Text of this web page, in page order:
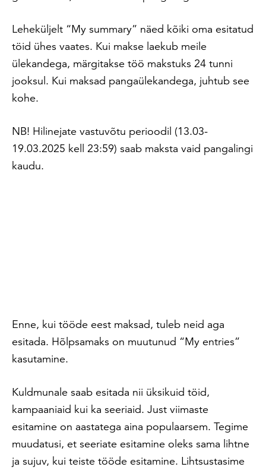
Leheküljelt “My summary” näed kõiki oma esitatud
töid ühes vaates. Kui makse laekub meile
ülekandega, märgitakse töö makstuks 24 tunni
jooksul. Kui maksad pangaülekandega, juhtub see
kohe.
NB! Hilinejate vastuvõtu perioodil (13.03-
19.03.2025 kell 23:59) saab maksta vaid pangalingi
kaudu.
Enne, kui tööde eest maksad, tuleb neid aga
esitada. Hõlpsamaks on muutunud “My entries”
kasutamine.
Kuldmunale saab esitada nii üksikuid töid,
kampaaniaid kui ka seeriaid. Just viimaste
esitamine on aastatega aina populaarsem. Tegime
muudatusi, et seeriate esitamine oleks sama lihtne
ja sujuv, kui teiste tööde esitamine. Lihtsustasime